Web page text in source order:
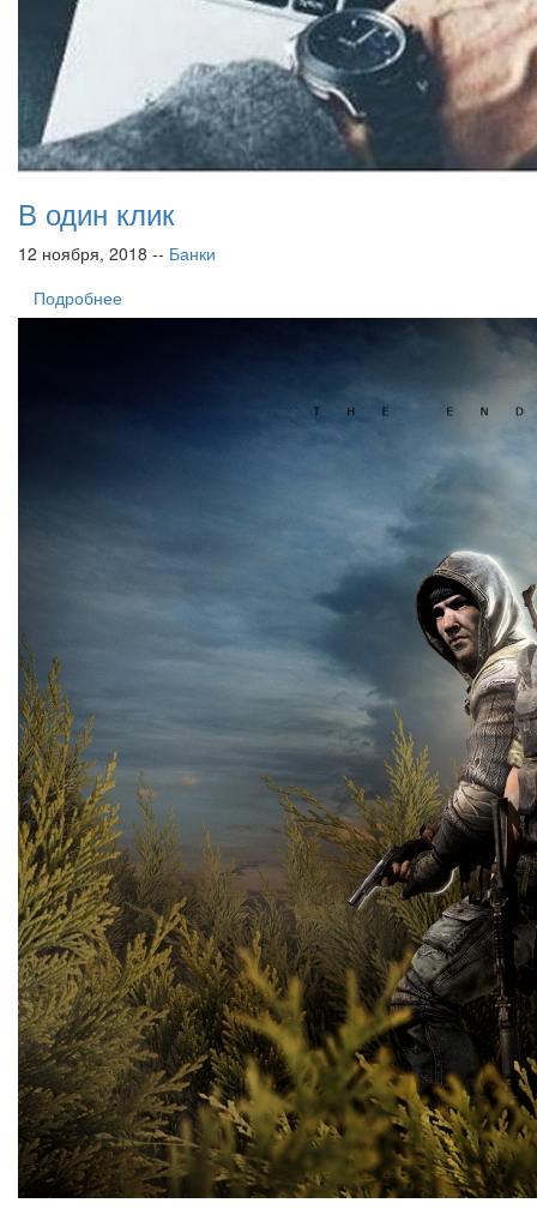
В один клик
12 ноября, 2018 -- Банки
Подробнее